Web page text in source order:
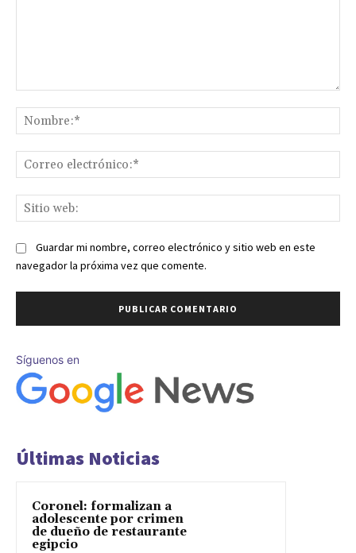
Guardar mi nombre, correo electrónico y sitio web en este
navegador la próxima vez que comente.
Síguenos en
Últimas Noticias
Coronel: formalizan a
adolescente por crimen
de dueño de restaurante
egipcio